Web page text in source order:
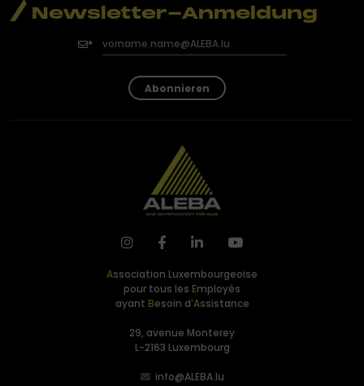
Newsletter-Anmeldung
Abonnieren
Association Luxembourgeoise
pour tous les Employés
ayant Besoin d’Assistance
29, avenue Monterey
L-2163 Luxembourg
info@ALEBA.lu